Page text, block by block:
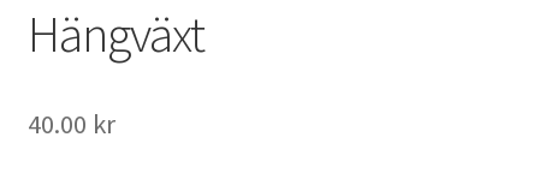
Hängväxt
40.00 kr